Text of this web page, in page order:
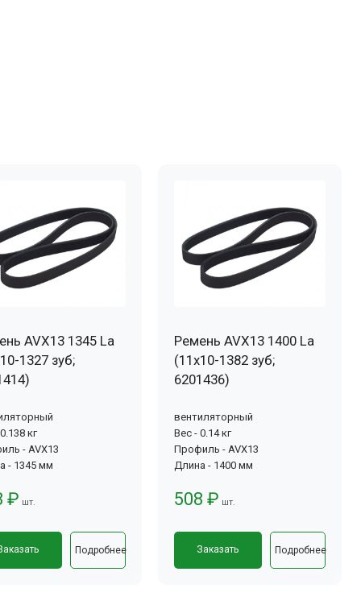
AVX13 1345 La
1327 зуб;
кг
- AVX13
- 1345 мм
₽ шт.
Подробнее
Ремень AVX13 1400 La
(11х10-1382 зуб;
6201436)
вентиляторный
Вес - 0.14 кг
Профиль - AVX13
Длина - 1400 мм
508 ₽ шт.
Заказать Подробнее